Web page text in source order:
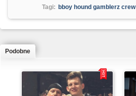
Tagi: bboy hound gamblerz crew
Podobne